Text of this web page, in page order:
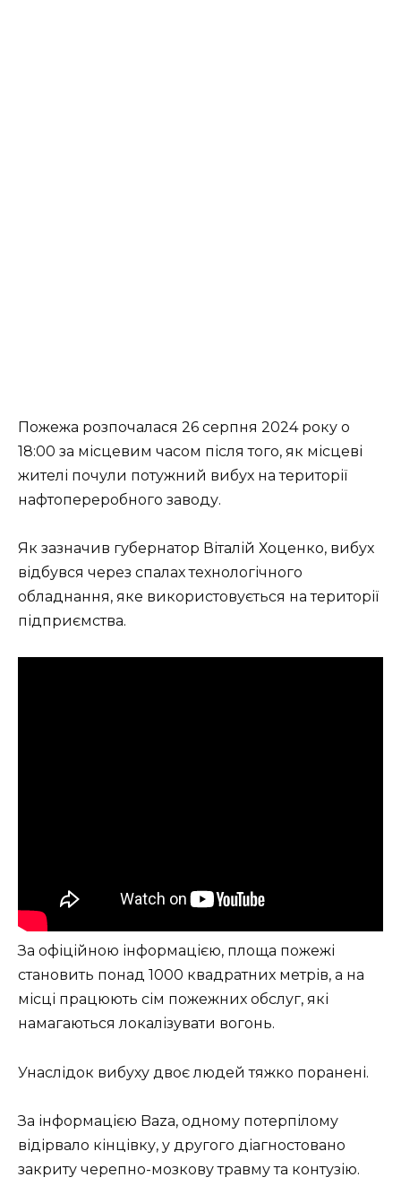
Пожежа розпочалася 26 серпня 2024 року о
18:00 за місцевим часом після того, як місцеві
жителі почули потужний вибух на території
нафтопереробного заводу.
Як зазначив губернатор Віталій Хоценко, вибух
відбувся через спалах технологічного
обладнання, яке використовується на території
підприємства.
За офіційною інформацією, площа пожежі
становить понад 1000 квадратних метрів, а на
місці працюють сім пожежних обслуг, які
намагаються локалізувати вогонь.
Унаслідок вибуху двоє людей тяжко поранені.
За інформацією Baza, одному потерпілому
відірвало кінцівку, у другого діагностовано
закриту черепно-мозкову травму та контузію.